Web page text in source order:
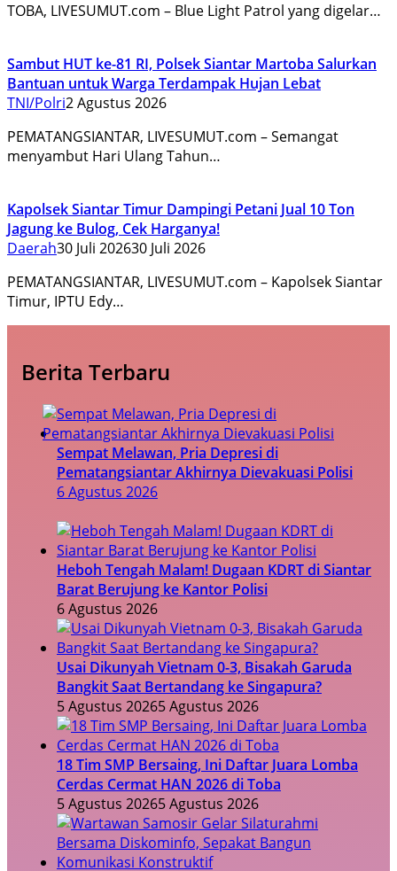
TOBA, LIVESUMUT.com – Blue Light Patrol yang digelar…
Sambut HUT ke-81 RI, Polsek Siantar Martoba Salurkan
Bantuan untuk Warga Terdampak Hujan Lebat
TNI/Polri2 Agustus 2026
PEMATANGSIANTAR, LIVESUMUT.com – Semangat
menyambut Hari Ulang Tahun…
Kapolsek Siantar Timur Dampingi Petani Jual 10 Ton
Jagung ke Bulog, Cek Harganya!
Daerah30 Juli 202630 Juli 2026
PEMATANGSIANTAR, LIVESUMUT.com – Kapolsek Siantar
Timur, IPTU Edy…
Berita Terbaru
Sempat Melawan, Pria Depresi di
Pematangsiantar Akhirnya Dievakuasi Polisi
6 Agustus 2026
Heboh Tengah Malam! Dugaan KDRT di Siantar
Barat Berujung ke Kantor Polisi
6 Agustus 2026
Usai Dikunyah Vietnam 0-3, Bisakah Garuda
Bangkit Saat Bertandang ke Singapura?
5 Agustus 20265 Agustus 2026
18 Tim SMP Bersaing, Ini Daftar Juara Lomba
Cerdas Cermat HAN 2026 di Toba
5 Agustus 20265 Agustus 2026